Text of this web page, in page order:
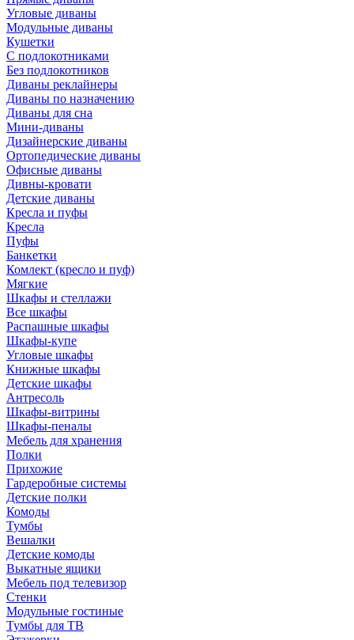
Угловые диваны
Модульные диваны
Кушетки
С подлокотниками
Без подлокотников
Диваны реклайнеры
Диваны по назначению
Диваны для сна
Мини-диваны
Дизайнерские диваны
Ортопедические диваны
Офисные диваны
Дивны-кровати
Детские диваны
Кресла и пуфы
Кресла
Пуфы
Банкетки
Комлект (кресло и пуф)
Мягкие
Шкафы и стеллажи
Все шкафы
Распашные шкафы
Шкафы-купе
Угловые шкафы
Книжные шкафы
Детские шкафы
Антресоль
Шкафы-витрины
Шкафы-пеналы
Мебель для хранения
Полки
Прихожие
Гардеробные системы
Детские полки
Комоды
Тумбы
Вешалки
Детские комоды
Выкатные ящики
Мебель под телевизор
Стенки
Модульные гостиные
Тумбы для ТВ